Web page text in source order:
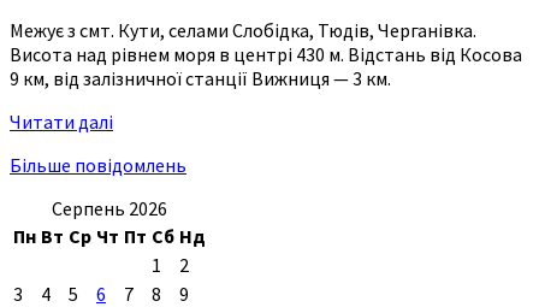
Межує з смт. Кути, селами Слобідка, Тюдів, Черганівка.
Висота над рівнем моря в центрі 430 м. Відстань від Косова
9 км, від залізничної станції Вижниця — 3 км.
Читати далі
Більше повідомлень
Серпень 2026
Пн Вт Ср Чт Пт Сб Нд
1
2
3
4 5 6 7 8
9